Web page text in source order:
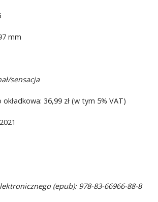
mm
sensacja
36,99 zł (w tym 5% VAT)
(epub): 978-83-66966-88-8